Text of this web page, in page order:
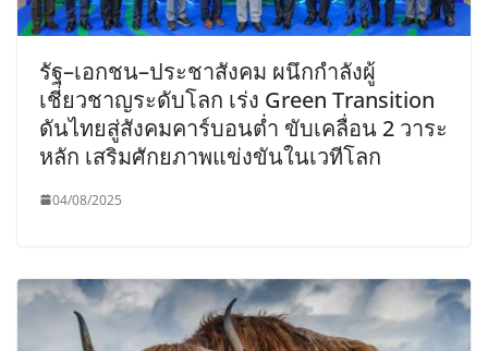
รัฐ–เอกชน–ประชาสังคม ผนึกกำลังผู้
เชี่ยวชาญระดับโลก เร่ง Green Transition
ดันไทยสู่สังคมคาร์บอนต่ำ ขับเคลื่อน 2 วาระ
หลัก เสริมศักยภาพแข่งขันในเวทีโลก
04/08/2025